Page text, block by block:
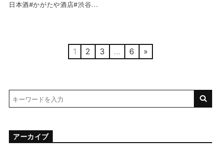
日本酒#かがたや酒店#渋谷...
1 2 3 … 6 »
アーカイブ